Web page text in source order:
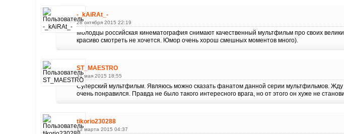
-_kAiRAt_-
28 октября 2015 22:19
Молодцы российская кинематография снимают качественный мультфильм про своих
красиво смотреть не хочется. Юмор очень хорош смешных моментов много).
ST_MAESTRO
31 мая 2015 18:55
Суперский мультфильм. Являюсь можно сказать фанатом данной серии мультфильмов.
очень понравился. Правда не было такого интересного врага, но от этого он хуже не
tikorio230288
13 марта 2015 04:37